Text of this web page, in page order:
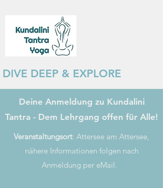
DIVE DEEP & EXPLORE
Deine Anmeldung zu Kundalini
Tantra - Dem Lehrgang offen für Alle!
Veranstaltungsort: Attersee am Attersee,
nähere Informationen folgen nach
Anmeldung per eMail.